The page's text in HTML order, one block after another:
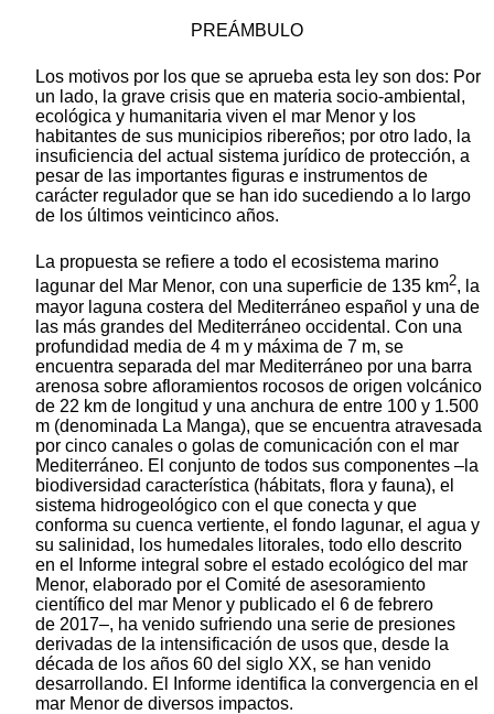
PREÁMBULO
Los motivos por los que se aprueba esta ley son dos: Por
un lado, la grave crisis que en materia socio-ambiental,
ecológica y humanitaria viven el mar Menor y los
habitantes de sus municipios ribereños; por otro lado, la
insuficiencia del actual sistema jurídico de protección, a
pesar de las importantes figuras e instrumentos de
carácter regulador que se han ido sucediendo a lo largo
de los últimos veinticinco años.
La propuesta se refiere a todo el ecosistema marino
lagunar del Mar Menor, con una superficie de 135 km2, la
mayor laguna costera del Mediterráneo español y una de
las más grandes del Mediterráneo occidental. Con una
profundidad media de 4 m y máxima de 7 m, se
encuentra separada del mar Mediterráneo por una barra
arenosa sobre afloramientos rocosos de origen volcánico
de 22 km de longitud y una anchura de entre 100 y 1.500
m (denominada La Manga), que se encuentra atravesada
por cinco canales o golas de comunicación con el mar
Mediterráneo. El conjunto de todos sus componentes –la
biodiversidad característica (hábitats, flora y fauna), el
sistema hidrogeológico con el que conecta y que
conforma su cuenca vertiente, el fondo lagunar, el agua y
su salinidad, los humedales litorales, todo ello descrito
en el Informe integral sobre el estado ecológico del mar
Menor, elaborado por el Comité de asesoramiento
científico del mar Menor y publicado el 6 de febrero
de 2017–, ha venido sufriendo una serie de presiones
derivadas de la intensificación de usos que, desde la
década de los años 60 del siglo XX, se han venido
desarrollando. El Informe identifica la convergencia en el
mar Menor de diversos impactos.